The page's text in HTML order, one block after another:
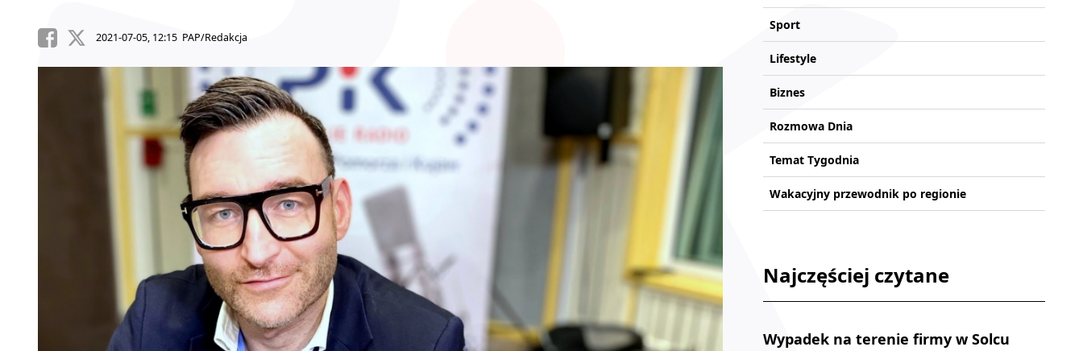
2021-07-05, 12:15 PAP/Redakcja
Sport
Lifestyle
Biznes
Rozmowa Dnia
Temat Tygodnia
Wakacyjny przewodnik po regionie
Najczęściej czytane
Wypadek na terenie firmy w Solcu